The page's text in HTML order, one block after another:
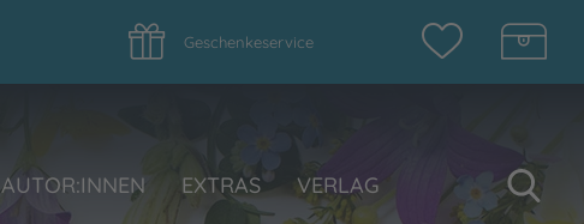
Geschenkeservice
AUTOR:INNEN EXTRAS VERLAG